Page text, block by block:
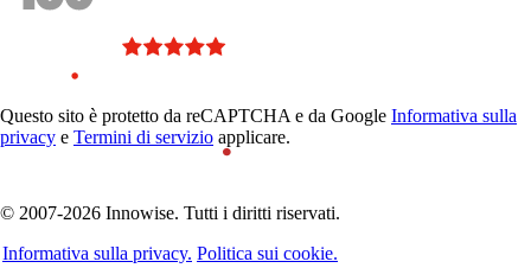
Questo sito è protetto da reCAPTCHA e da Google Informativa sulla
privacy e Termini di servizio applicare.
© 2007-2026 Innowise. Tutti i diritti riservati.
Informativa sulla privacy. Politica sui cookie.